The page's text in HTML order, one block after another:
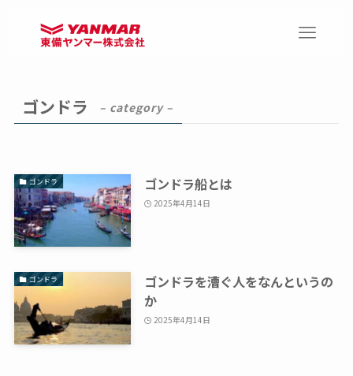
ゴンドラ – category –
ゴンドラ ゴンドラ船とは
2025年4月14日
ゴンドラ
ゴンドラを漕ぐ人をなんというの
か
2025年4月14日